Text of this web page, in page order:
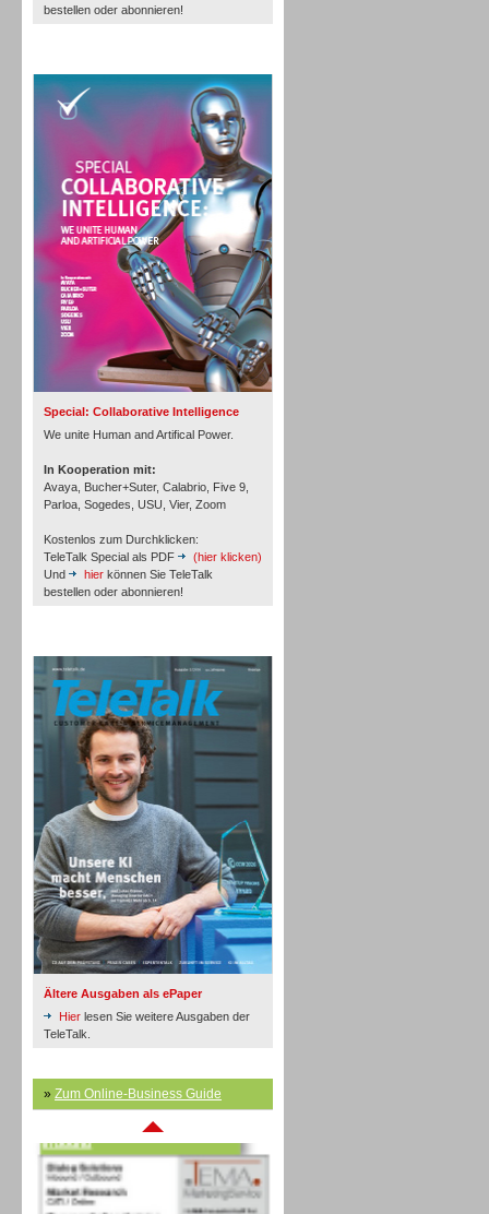
bestellen oder abonnieren!
Special: Collaborative Intelligence
We unite Human and Artifical Power.
In Kooperation mit:
Avaya, Bucher+Suter, Calabrio, Five 9,
Parloa, Sogedes, USU, Vier, Zoom
Kostenlos zum Durchklicken:
TeleTalk Special als PDF
(hier klicken)
Und
hier können Sie TeleTalk
bestellen oder abonnieren!
Ältere Ausgaben als ePaper
Hier lesen Sie weitere Ausgaben der
TeleTalk.
» Zum Online-Business Guide
Personal
Inbound
Inbound
Inbound